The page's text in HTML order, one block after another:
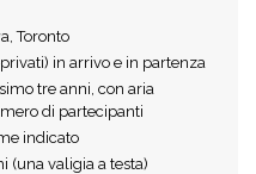
Toronto
in arrivo e in partenza
tre anni, con aria
di partecipanti
indicato
(una valigia a testa)